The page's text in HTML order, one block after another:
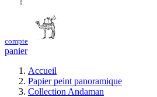
compte
panier
Accueil
Papier peint panoramique
Collection Andaman